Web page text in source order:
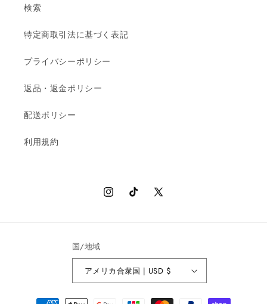
検索
特定商取引法に基づく表記
プライバシーポリシー
返品・返金ポリシー
配送ポリシー
利用規約
InstagramTikTok
X
国/地域
アメリカ合衆国 | USD $